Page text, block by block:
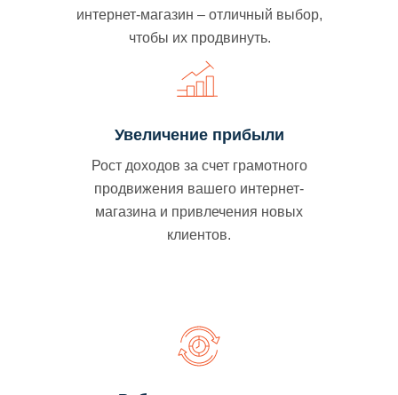
интернет-магазин – отличный выбор,
чтобы их продвинуть.
Увеличение прибыли
Рост доходов за счет грамотного
продвижения вашего интернет-
магазина и привлечения новых
клиентов.